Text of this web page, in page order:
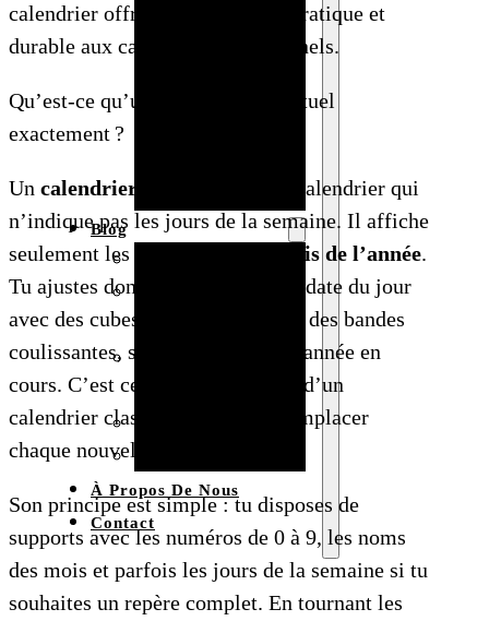
Blog
À Propos De Nous
Contact
calendrier offre une alternative pratique et
durable aux calendriers traditionnels.
Qu’est-ce qu’un calendrier perpétuel
exactement ?
Un calendrier perpétuel
est un calendrier qui
n’indique pas les jours de la semaine. Il affiche
seulement les
mois de l’année.
Tu ajustes donc manuellement la date du jour
avec des cubes, des plaquettes ou des bandes
coulissantes, sans te soucier de l’année en
cours. C’est ce qui le différencie d’un
calendrier classique qu’il faut remplacer
chaque nouvelle année.
Son principe est simple : tu disposes de
supports avec les numéros de 0 à 9, les noms
des mois et parfois les jours de la semaine si tu
souhaites un repère complet. En tournant les